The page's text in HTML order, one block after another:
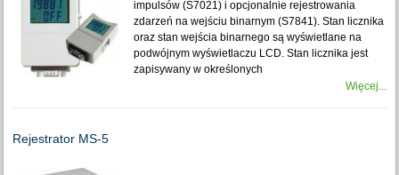
impulsów (S7021) i opcjonalnie rejestrowania
zdarzeń na wejściu binarnym (S7841). Stan licznika
oraz stan wejścia binarnego są wyświetlane na
podwójnym wyświetlaczu LCD. Stan licznika jest
zapisywany w określonych
Więcej...
Rejestrator MS-5